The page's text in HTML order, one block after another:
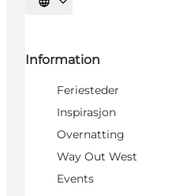
Velg språk
Information
Feriesteder
Inspirasjon
Overnatting
Way Out West
Events